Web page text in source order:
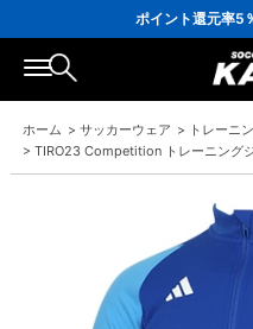
ポイント還元率5
会員の方にはお誕生月に「
16,000円(税込)以上で
3,300円(税
ホーム > サッカーウェア > トレーニ
> TIRO23 Competition トレーニング